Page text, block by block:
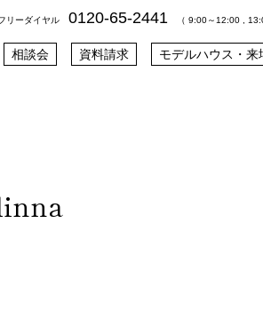
リーダイヤル 0120-65-2441 （ 9:00～12:00 ,
相談会 資料請求 モデルハウス・来